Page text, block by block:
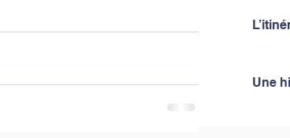
Une